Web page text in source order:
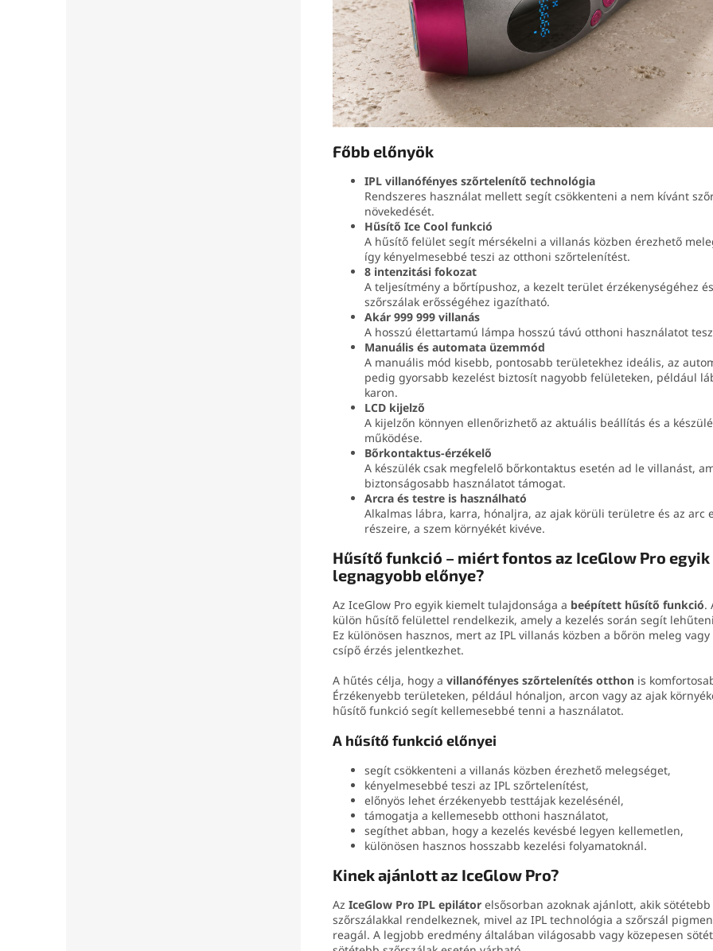
Főbb előnyök
IPL villanófényes szőrtelenítő technológia
Rendszeres használat mellett segít csökkenteni a nem kívánt
növekedését.
Hűsítő Ice Cool funkció
A hűsítő felület segít mérsékelni a villanás közben érezhető
így kényelmesebbé teszi az otthoni szőrtelenítést.
8 intenzitási fokozat
A teljesítmény a bőrtípushoz, a kezelt terület érzékenységéhez
szőrszálak erősségéhez igazítható.
Akár 999 999 villanás
A hosszú élettartamú lámpa hosszú távú otthoni használatot
Manuális és automata üzemmód
A manuális mód kisebb, pontosabb területekhez ideális, az
pedig gyorsabb kezelést biztosít nagyobb felületeken, például
karon.
LCD kijelző
A kijelzőn könnyen ellenőrizhető az aktuális beállítás és a
működése.
Bőrkontaktus-érzékelő
A készülék csak megfelelő bőrkontaktus esetén ad le villanást,
biztonságosabb használatot támogat.
Arcra és testre is használható
Alkalmas lábra, karra, hónaljra, az ajak körüli területre és az arc
részeire, a szem környékét kivéve.
Hűsítő funkció – miért fontos az IceGlow Pro egyik
legnagyobb előnye?
Az IceGlow Pro egyik kiemelt tulajdonsága a beépített hűsítő funkció.
külön hűsítő felülettel rendelkezik, amely a kezelés során segít
Ez különösen hasznos, mert az IPL villanás közben a bőrön meleg
csípő érzés jelentkezhet.
A hűtés célja, hogy a villanófényes szőrtelenítés otthon is
Érzékenyebb területeken, például hónaljon, arcon vagy az ajak
hűsítő funkció segít kellemesebbé tenni a használatot.
A hűsítő funkció előnyei
segít csökkenteni a villanás közben érezhető melegséget,
kényelmesebbé teszi az IPL szőrtelenítést,
előnyös lehet érzékenyebb testtájak kezelésénél,
támogatja a kellemesebb otthoni használatot,
segíthet abban, hogy a kezelés kevésbé legyen kellemetlen,
különösen hasznos hosszabb kezelési folyamatoknál.
Kinek ajánlott az IceGlow Pro?
Az IceGlow Pro IPL epilátor elsősorban azoknak ajánlott, akik sötétebb
szőrszálakkal rendelkeznek, mivel az IPL technológia a szőrszál
reagál. A legjobb eredmény általában világosabb vagy közepesen